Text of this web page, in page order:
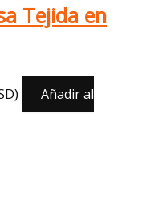
Tejida en
Añadir al